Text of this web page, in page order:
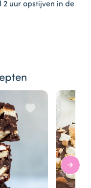
uur opstijven in de